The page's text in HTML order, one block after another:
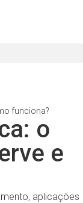
funciona?
o
e
aplicações